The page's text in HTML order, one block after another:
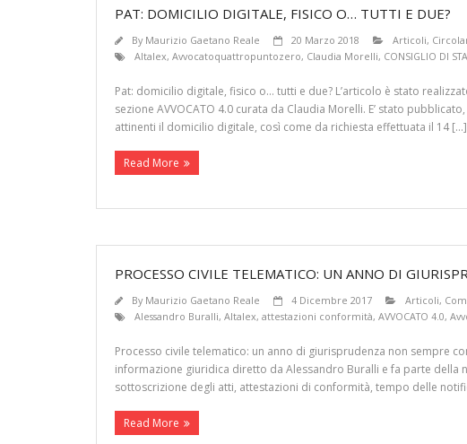
PAT: DOMICILIO DIGITALE, FISICO O… TUTTI E DUE?
By Maurizio Gaetano Reale 20 Marzo 2018 Articoli,
Altalex, Avvocatoquattropuntozero, Claudia Morelli, CONSIGLIO DI
Pat: domicilio digitale, fisico o… tutti e due? L’articolo è stato
sezione AVVOCATO 4.0 curata da Claudia Morelli. E’ stato
attinenti il domicilio digitale, così come da richiesta effettuata il 14 […]
Read More
PROCESSO CIVILE TELEMATICO: UN ANNO DI
By Maurizio Gaetano Reale 4 Dicembre 2017 Articoli,
Alessandro Buralli, Altalex, attestazioni conformità, AVVOCATO 4.0,
Processo civile telematico: un anno di giurisprudenza non sempre
informazione giuridica diretto da Alessandro Buralli e fa parte della
sottoscrizione degli atti, attestazioni di conformità, tempo delle
Read More